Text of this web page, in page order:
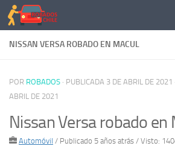
Saltar al contenido
NISSAN VERSA ROBADO EN MACUL
POR ROBADOS · PUBLICADA 3 DE ABRIL DE 2021
ABRIL DE 2021
Nissan Versa robado en
Automóvil / Publicado 5 años atrás / Visto: